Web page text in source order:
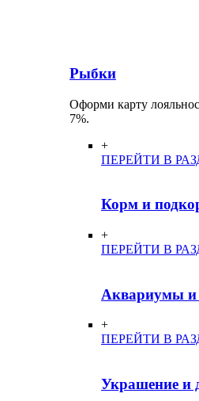
Рыбки
Оформи карту
7%.
+
ПЕРЕЙТИ В
Корм и
+
ПЕРЕЙТИ В
Аквариумы
+
ПЕРЕЙТИ В
Украшение и